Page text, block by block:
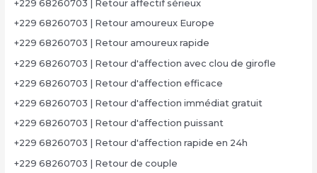
+229 68260703 | Retour affectif sérieux
+229 68260703 | Retour amoureux Europe
+229 68260703 | Retour amoureux rapide
+229 68260703 | Retour d'affection avec clou de girofle
+229 68260703 | Retour d'affection efficace
+229 68260703 | Retour d'affection immédiat gratuit
+229 68260703 | Retour d'affection puissant
+229 68260703 | Retour d'affection rapide en 24h
+229 68260703 | Retour de couple